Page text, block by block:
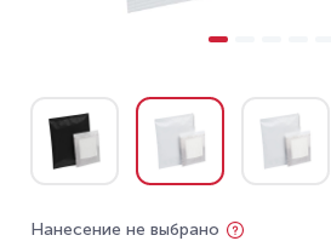
Нанесение не выбрано